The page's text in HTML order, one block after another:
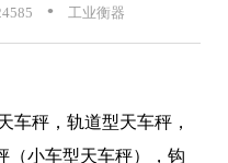
• 工业衡器
车秤，轨道型天车秤，
（小车型天车秤），钩